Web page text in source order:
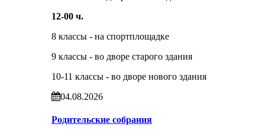
12-00 ч.
8 классы - на спортплощадке
9 классы - во дворе старого здания
10-11 классы - во дворе нового здания
04.08.2026
Родительские собрания